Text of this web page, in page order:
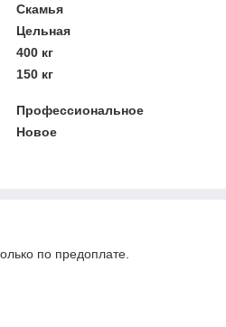
Скамья
Цельная
400 кг
150 кг
Профессиональное
Новое
по предоплате.